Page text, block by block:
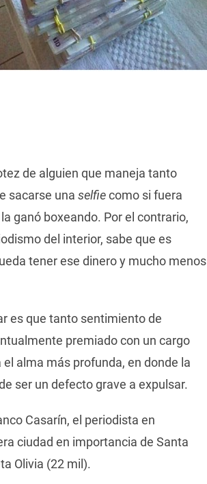
de alguien que maneja tanto
sacarse una selfiecomo si fuera
ganó boxeando. Por el contrario,
del interior, sabe que es
tener ese dinero y mucho menos
es que tanto sentimiento de
premiado con un cargo
alma más profunda, en donde la
ser un defecto grave a expulsar.
Casarín, el periodista en
ciudad en importancia de Santa
Olivia (22 mil).